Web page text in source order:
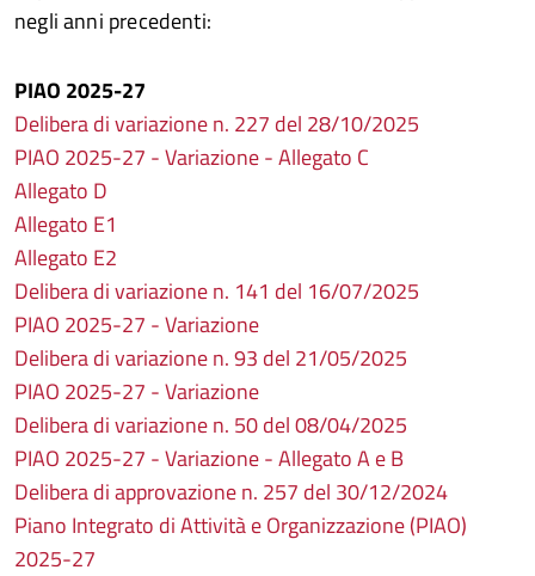
negli anni precedenti:
PIAO 2025-27
Delibera di variazione n. 227 del 28/10/2025
PIAO 2025-27 - Variazione - Allegato C
Allegato D
Allegato E1
Allegato E2
Delibera di variazione n. 141 del 16/07/2025
PIAO 2025-27 - Variazione
Delibera di variazione n. 93 del 21/05/2025
PIAO 2025-27 - Variazione
Delibera di variazione n. 50 del 08/04/2025
PIAO 2025-27 - Variazione - Allegato A e B
Delibera di approvazione n. 257 del 30/12/2024
Piano Integrato di Attività e Organizzazione (PIAO)
2025-27